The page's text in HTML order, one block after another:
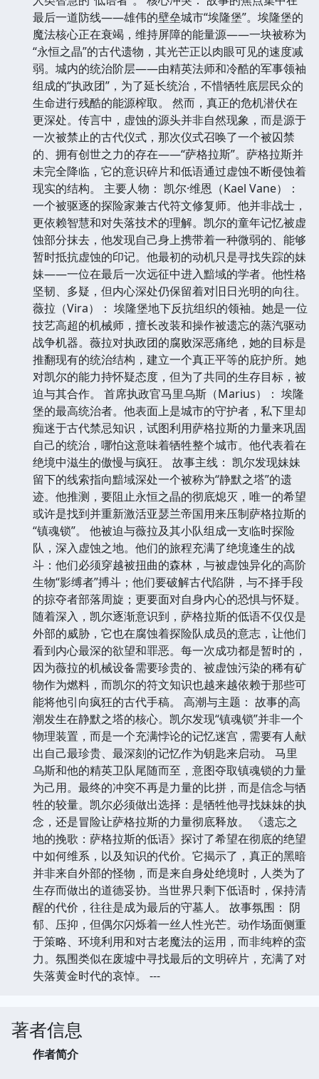
最后一道防线——雄伟的壁垒城市“埃隆堡”。埃隆堡的
魔法核心正在衰竭，维持屏障的能量源——一块被称为
“永恒之晶”的古代遗物，其光芒正以肉眼可见的速度减
弱。城内的统治阶层——由精英法师和冷酷的军事领袖
组成的“执政团”，为了延长统治，不惜牺牲底层民众的
生命进行残酷的能源榨取。 然而，真正的危机潜伏在
更深处。传言中，虚蚀的源头并非自然现象，而是源于
一次被禁止的古代仪式，那次仪式召唤了一个被囚禁
的、拥有创世之力的存在——“萨格拉斯”。萨格拉斯并
未完全降临，它的意识碎片和低语通过虚蚀不断侵蚀着
现实的结构。 主要人物： 凯尔·维恩（Kael Vane）：
一个被驱逐的探险家兼古代符文修复师。他并非战士，
更依赖智慧和对失落技术的理解。凯尔的童年记忆被虚
蚀部分抹去，他发现自己身上携带着一种微弱的、能够
暂时抵抗虚蚀的印记。他最初的动机只是寻找失踪的妹
妹——一位在最后一次远征中进入黯域的学者。他性格
坚韧、多疑，但内心深处仍保留着对旧日光明的向往。
薇拉（Vira）： 埃隆堡地下反抗组织的领袖。她是一位
技艺高超的机械师，擅长改装和操作被遗忘的蒸汽驱动
战争机器。薇拉对执政团的腐败深恶痛绝，她的目标是
推翻现有的统治结构，建立一个真正平等的庇护所。她
对凯尔的能力持怀疑态度，但为了共同的生存目标，被
迫与其合作。 首席执政官马里乌斯（Marius）： 埃隆
堡的最高统治者。他表面上是城市的守护者，私下里却
痴迷于古代禁忌知识，试图利用萨格拉斯的力量来巩固
自己的统治，哪怕这意味着牺牲整个城市。他代表着在
绝境中滋生的傲慢与疯狂。 故事主线： 凯尔发现妹妹
留下的线索指向黯域深处一个被称为“静默之塔”的遗
迹。他推测，要阻止永恒之晶的彻底熄灭，唯一的希望
或许是找到并重新激活亚瑟兰帝国用来压制萨格拉斯的
“镇魂锁”。 他被迫与薇拉及其小队组成一支临时探险
队，深入虚蚀之地。他们的旅程充满了绝境逢生的战
斗：他们必须穿越被扭曲的森林，与被虚蚀异化的高阶
生物“影缚者”搏斗；他们要破解古代陷阱，与不择手段
的掠夺者部落周旋；更要面对自身内心的恐惧与怀疑。
随着深入，凯尔逐渐意识到，萨格拉斯的低语不仅仅是
外部的威胁，它也在腐蚀着探险队成员的意志，让他们
看到内心最深的欲望和罪恶。每一次成功都是暂时的，
因为薇拉的机械设备需要珍贵的、被虚蚀污染的稀有矿
物作为燃料，而凯尔的符文知识也越来越依赖于那些可
能将他引向疯狂的古代手稿。 高潮与主题： 故事的高
潮发生在静默之塔的核心。凯尔发现“镇魂锁”并非一个
物理装置，而是一个充满悖论的记忆迷宫，需要有人献
出自己最珍贵、最深刻的记忆作为钥匙来启动。 马里
乌斯和他的精英卫队尾随而至，意图夺取镇魂锁的力量
为己用。最终的冲突不再是力量的比拼，而是信念与牺
牲的较量。凯尔必须做出选择：是牺牲他寻找妹妹的执
念，还是冒险让萨格拉斯的力量彻底释放。 《遗忘之
地的挽歌：萨格拉斯的低语》探讨了希望在彻底的绝望
中如何维系，以及知识的代价。它揭示了，真正的黑暗
并非来自外部的怪物，而是来自身处绝境时，人类为了
生存而做出的道德妥协。当世界只剩下低语时，保持清
醒的代价，往往是成为最后的守墓人。 故事氛围： 阴
郁、压抑，但偶尔闪烁着一丝人性光芒。动作场面侧重
于策略、环境利用和对古老魔法的运用，而非纯粹的蛮
力。氛围类似在废墟中寻找最后的文明碎片，充满了对
失落黄金时代的哀悼。 ---
著者信息
作者简介